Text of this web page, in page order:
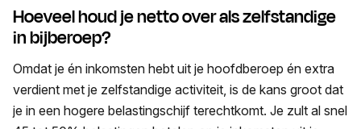
Hoeveel houd je netto over als zelfstandige
in bijberoep?
Omdat je én inkomsten hebt uit je hoofdberoep én extra
verdient met je zelfstandige activiteit, is de kans groot dat
je in een hogere belastingschijf terechtkomt. Je zult al snel